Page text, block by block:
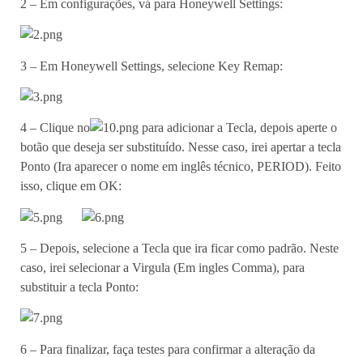
2 – Em configurações, vá para Honeywell Settings:
3 – Em Honeywell Settings, selecione Key Remap:
4 – Clique no
para adicionar a Tecla, depois aperte o
botão que deseja ser substituído. Nesse caso, irei apertar a tecla
Ponto (Ira aparecer o nome em inglês técnico, PERIOD). Feito
isso, clique em OK:
5 – Depois, selecione a Tecla que ira ficar como padrão. Neste
caso, irei selecionar a Virgula (Em ingles Comma), para
substituir a tecla Ponto:
6 – Para finalizar, faça testes para confirmar a alteração da